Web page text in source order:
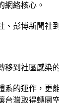
網絡核心。
彭博新聞社
到社區感染
系的運作，
灣取得轉圜